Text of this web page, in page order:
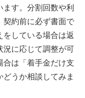
す。分割回数や利
契約前に必ず書面で
している場合は返
況に応じて調整が可
合は「着手金だけ支
うか相談してみま